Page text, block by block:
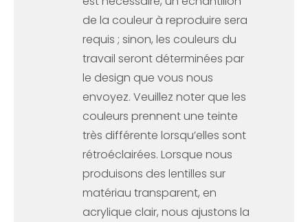
de la couleur à reproduire sera
requis ; sinon, les couleurs du
travail seront déterminées par
le design que vous nous
envoyez. Veuillez noter que les
couleurs prennent une teinte
très différente lorsqu’elles sont
rétroéclairées. Lorsque nous
produisons des lentilles sur
matériau transparent, en
acrylique clair, nous ajustons la